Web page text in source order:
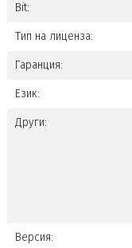
Bit:
Тип на лиценза:
Гаранция:
Език:
Други:
Версия: